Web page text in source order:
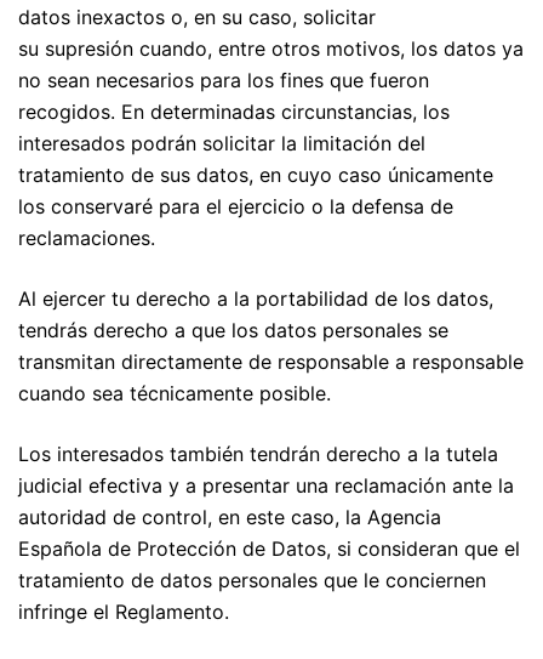
datos inexactos o, en su caso, solicitar
su supresión cuando, entre otros motivos, los datos ya
no sean necesarios para los fines que fueron
recogidos. En determinadas circunstancias, los
interesados podrán solicitar la limitación del
tratamiento de sus datos, en cuyo caso únicamente
los conservaré para el ejercicio o la defensa de
reclamaciones.
Al ejercer tu derecho a la portabilidad de los datos,
tendrás derecho a que los datos personales se
transmitan directamente de responsable a responsable
cuando sea técnicamente posible.
Los interesados también tendrán derecho a la tutela
judicial efectiva y a presentar una reclamación ante la
autoridad de control, en este caso, la Agencia
Española de Protección de Datos, si consideran que el
tratamiento de datos personales que le conciernen
infringe el Reglamento.